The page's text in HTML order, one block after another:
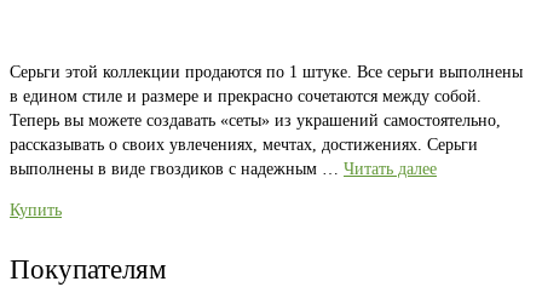
Серьги этой коллекции продаются по 1 штуке. Все серьги выполнены
в едином стиле и размере и прекрасно сочетаются между собой.
Теперь вы можете создавать «сеты» из украшений самостоятельно,
рассказывать о своих увлечениях, мечтах, достижениях. Серьги
выполнены в виде гвоздиков с надежным … Читать далее
Купить
Покупателям